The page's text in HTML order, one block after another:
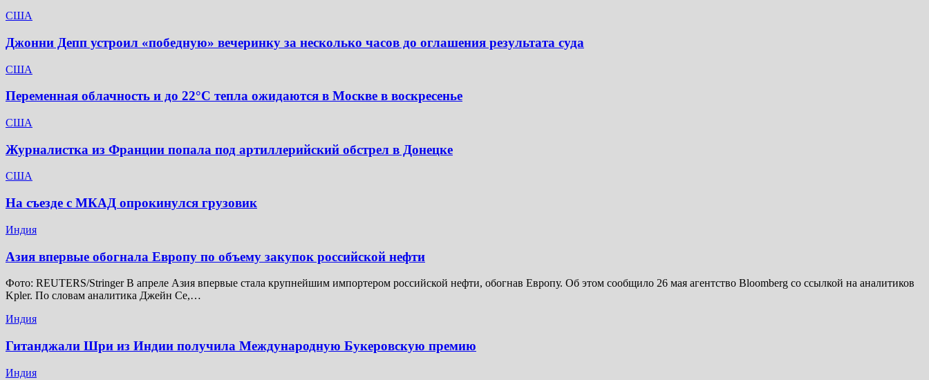
США
Джонни Депп устроил «победную» вечеринку за несколько часов до оглашения результата суда
США
Переменная облачность и до 22°C тепла ожидаются в Москве в воскресенье
США
Журналистка из Франции попала под артиллерийский обстрел в Донецке
США
На съезде с МКАД опрокинулся грузовик
Индия
Азия впервые обогнала Европу по объему закупок российской нефти
Фото: REUTERS/Stringer В апреле Азия впервые стала крупнейшим импортером российской нефти, обогнав Европу. Об этом сообщило 26 мая агентство Bloomberg со ссылкой на аналитиков
Kpler. По словам аналитика Джейн Се,…
Индия
Гитанджали Шри из Индии получила Международную Букеровскую премию
Индия